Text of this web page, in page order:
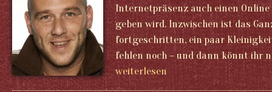
Internetpräsenz auch einen Online
geben wird. Inzwischen ist das
fortgeschritten, ein paar
fehlen noch – und dann könnt ihr
weiterlesen